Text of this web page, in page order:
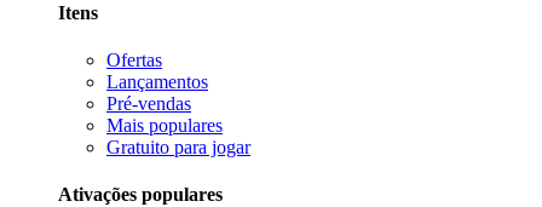
Itens
Ofertas
Lançamentos
Pré-vendas
Mais populares
Gratuito para jogar
Ativações populares